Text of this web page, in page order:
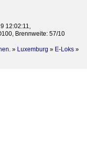
12:02:11,
Brennweite: 57/10
» Luxemburg » E-Loks »